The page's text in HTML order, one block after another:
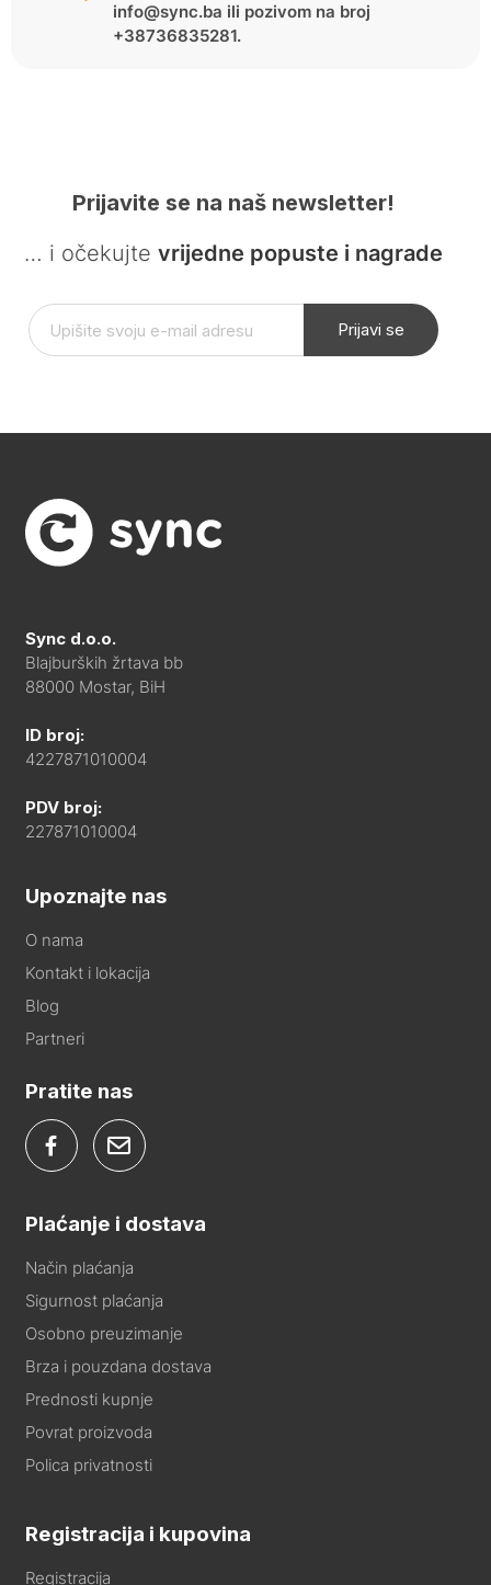
info@sync.ba ili pozivom na broj
+38736835281.
Prijavite se na naš newsletter!
… i očekujte vrijedne popuste i nagrade
Prijavi se
Sync d.o.o.
Blajburških žrtava bb
88000 Mostar, BiH
ID broj:
4227871010004
PDV broj:
227871010004
Upoznajte nas
O nama
Kontakt i lokacija
Blog
Partneri
Pratite nas
Plaćanje i dostava
Način plaćanja
Sigurnost plaćanja
Osobno preuzimanje
Brza i pouzdana dostava
Prednosti kupnje
Povrat proizvoda
Polica privatnosti
Registracija i kupovina
Registracija